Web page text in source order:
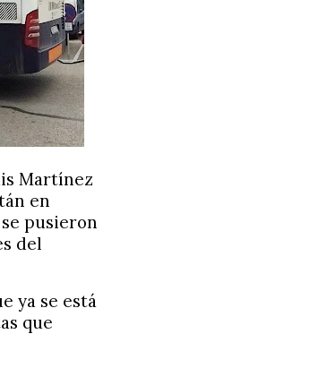
Martínez
en
pusieron
del
ya se está
que